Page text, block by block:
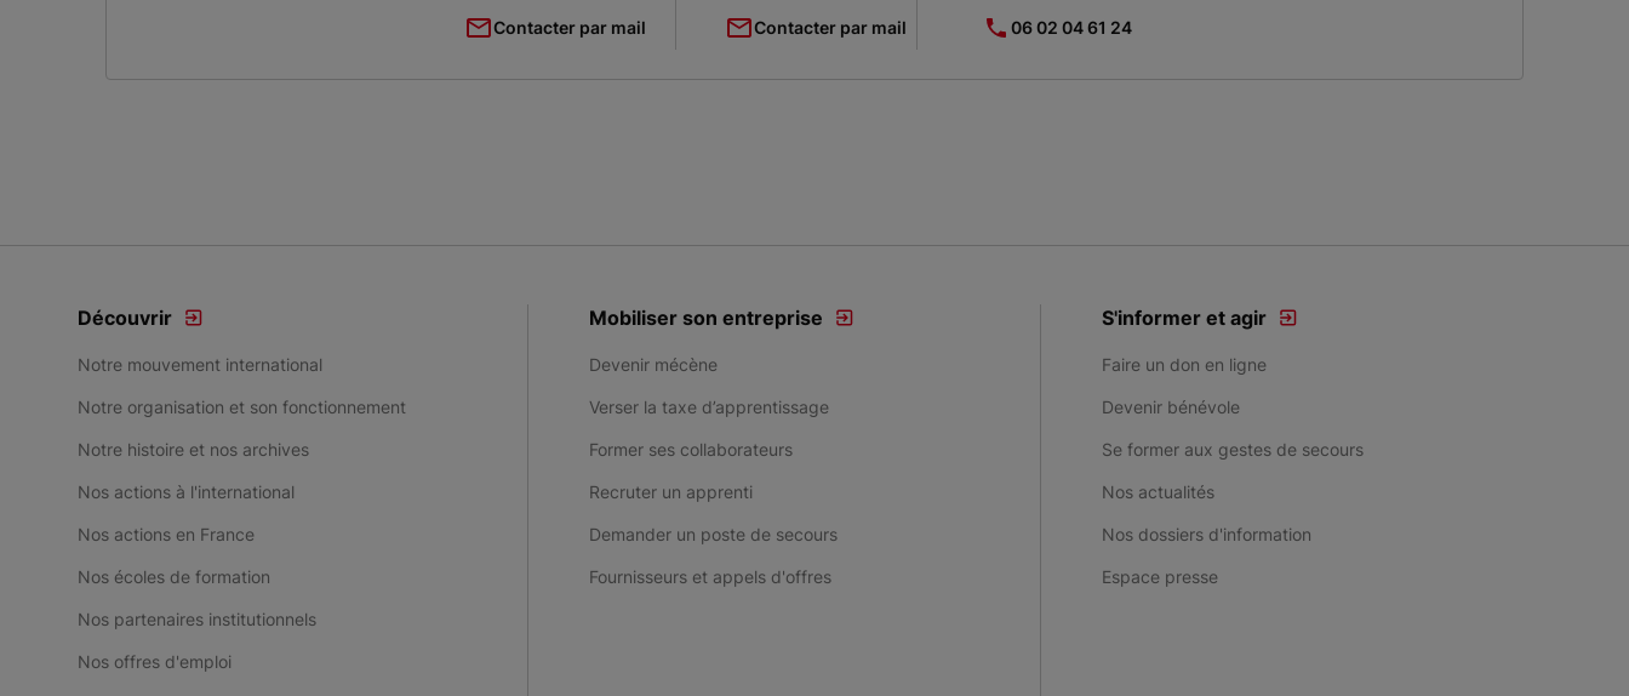
Contacter par mail
Contacter par mail
06 02 04 61 24
Découvrir
Notre mouvement international
Notre organisation et son fonctionnement
Notre histoire et nos archives
Nos actions à l'international
Nos actions en France
Nos écoles de formation
Nos partenaires institutionnels
Nos offres d'emploi
Mobiliser son entreprise
Devenir mécène
Verser la taxe d’apprentissage
Former ses collaborateurs
Recruter un apprenti
Demander un poste de secours
Fournisseurs et appels d'offres
S'informer et agir
Faire un don en ligne
Devenir bénévole
Se former aux gestes de secours
Nos actualités
Nos dossiers d'information
Espace presse